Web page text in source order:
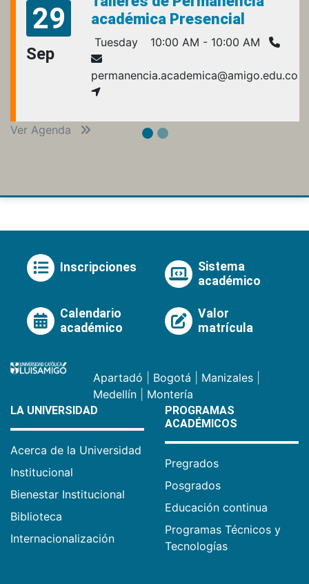
29
Sep
académica Presencial
Tuesday 10:00 AM - 10:00 AM
permanencia.academica@amigo.edu.co
Ver Agenda
Inscripciones
Sistema
académico
Calendario
académico
Valor
matrícula
Apartadó Bogotá Manizales
Medellín
Montería
LA UNIVERSIDAD
Acerca de la Universidad
Institucional
Bienestar Institucional
Biblioteca
Internacionalización
PROGRAMAS
ACADÉMICOS
Pregrados
Posgrados
Educación continua
Programas Técnicos y
Tecnologías